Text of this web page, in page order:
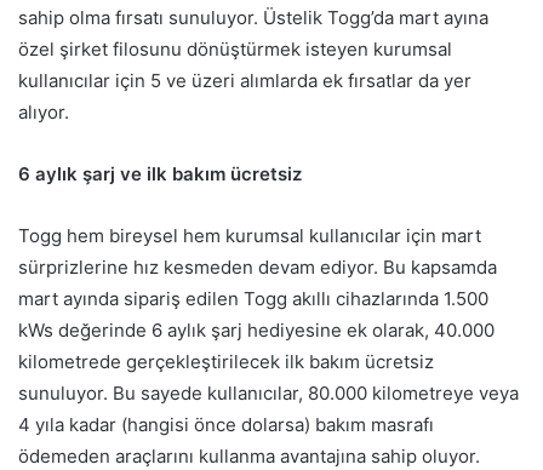
sahip olma fırsatı sunuluyor. Üstelik Togg’da mart ayına
özel şirket filosunu dönüştürmek isteyen kurumsal
kullanıcılar için 5 ve üzeri alımlarda ek fırsatlar da yer
alıyor.
6 aylık şarj ve ilk bakım ücretsiz
Togg hem bireysel hem kurumsal kullanıcılar için mart
sürprizlerine hız kesmeden devam ediyor. Bu kapsamda
mart ayında sipariş edilen Togg akıllı cihazlarında 1.500
kWs değerinde 6 aylık şarj hediyesine ek olarak, 40.000
kilometrede gerçekleştirilecek ilk bakım ücretsiz
sunuluyor. Bu sayede kullanıcılar, 80.000 kilometreye veya
4 yıla kadar (hangisi önce dolarsa) bakım masrafı
ödemeden araçlarını kullanma avantajına sahip oluyor.